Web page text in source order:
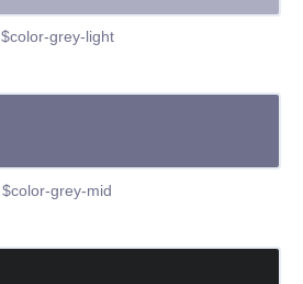
$color-grey-light
$color-grey-mid